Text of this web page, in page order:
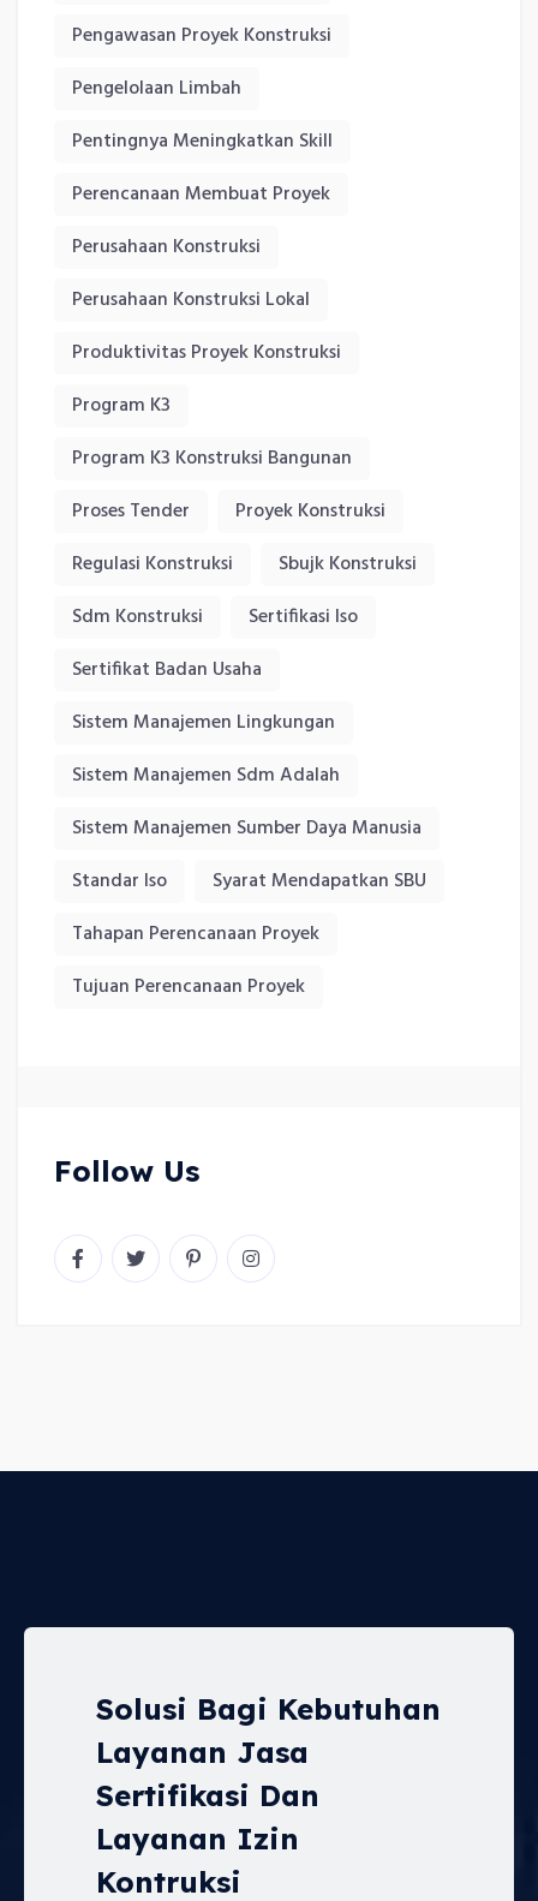
Pengawasan Proyek Konstruksi
Pengelolaan Limbah
Pentingnya Meningkatkan Skill
Perencanaan Membuat Proyek
Perusahaan Konstruksi
Perusahaan Konstruksi Lokal
Produktivitas Proyek Konstruksi
Program K3
Program K3 Konstruksi Bangunan
Proses Tender
Proyek Konstruksi
Regulasi Konstruksi
Sbujk Konstruksi
Sdm Konstruksi
Sertifikasi Iso
Sertifikat Badan Usaha
Sistem Manajemen Lingkungan
Sistem Manajemen Sdm Adalah
Sistem Manajemen Sumber Daya Manusia
Standar Iso
Syarat Mendapatkan SBU
Tahapan Perencanaan Proyek
Tujuan Perencanaan Proyek
Follow Us
Solusi Bagi Kebutuhan
Layanan Jasa
Sertifikasi Dan
Layanan Izin
Kontruksi